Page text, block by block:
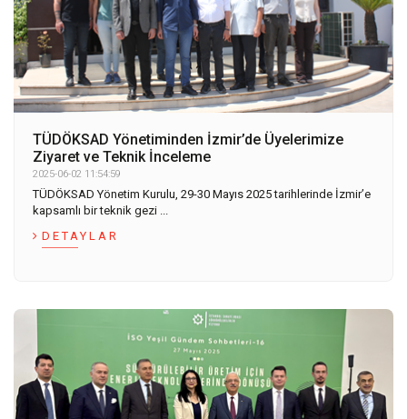
TÜDÖKSAD Yönetiminden İzmir’de Üyelerimize
Ziyaret ve Teknik İnceleme
2025-06-02 11:54:59
TÜDÖKSAD Yönetim Kurulu, 29-30 Mayıs 2025 tarihlerinde İzmir’e
kapsamlı bir teknik gezi ...
DETAYLAR